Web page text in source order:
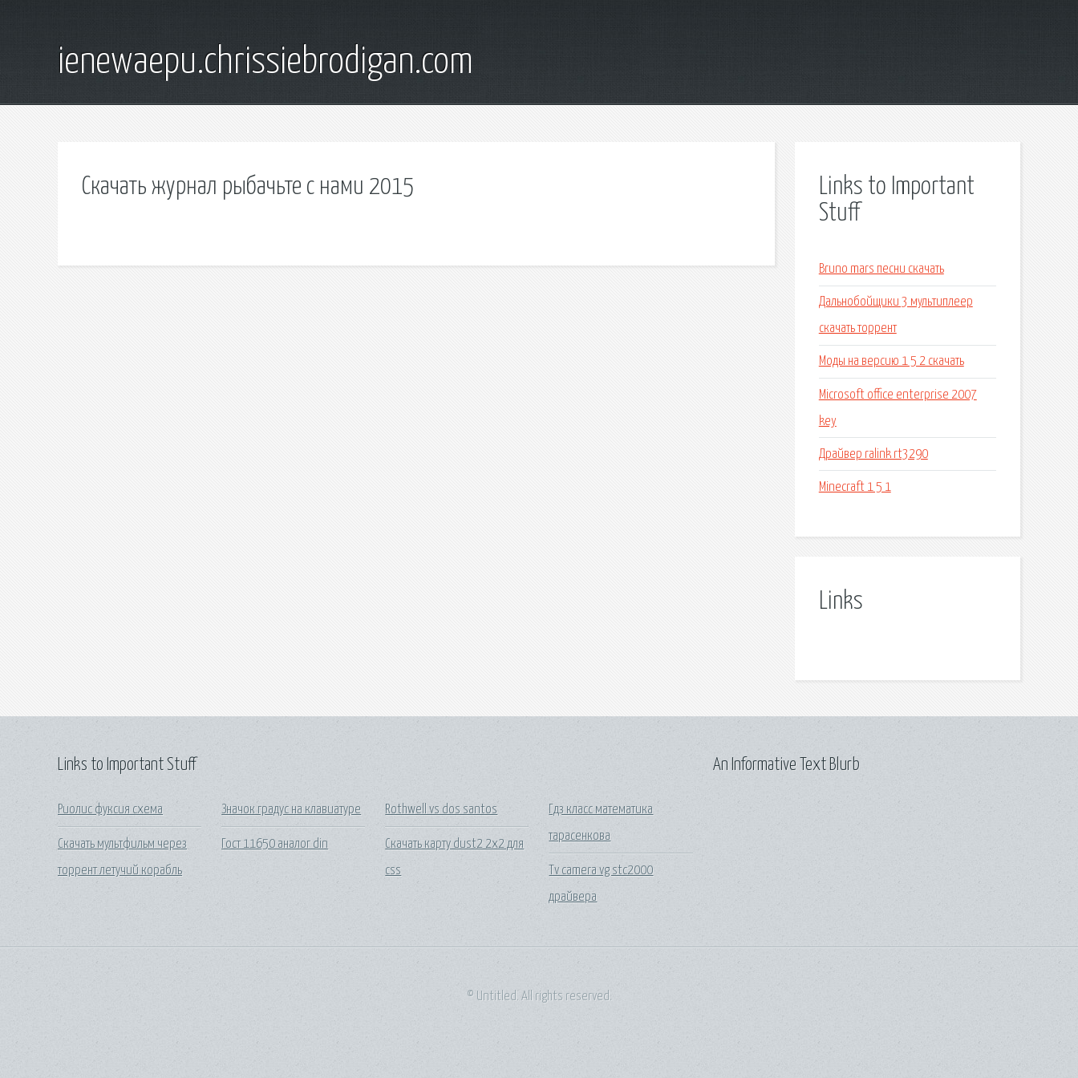
ienewaepu.chrissiebrodigan.com
Скачать журнал рыбачьте с нами 2015
Links to Important
Stuff
Bruno mars песни скачать
Дальнобойщики 3 мультиплеер
скачать торрент
Моды на версию 1 5 2 скачать
Microsoft office enterprise 2007
key
Драйвер ralink rt3290
Minecraft 1 5 1
Links
Links to Important Stuff
Риолис фуксия схема
Скачать мультфильм через
торрент летучий корабль
Значок градус на клавиатуре
Гост 11650 аналог din
Rothwell vs dos santos
Скачать карту dust2 2x2 для
css
Гдз класс математика
тарасенкова
Tv camera vg stc2000
драйвера
An Informative Text Blurb
© Untitled. All rights reserved.